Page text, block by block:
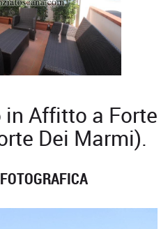
Affitto a Forte
Dei Marmi).